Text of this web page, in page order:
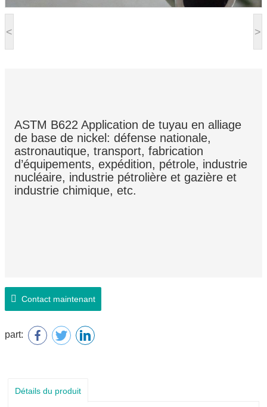
< >
ASTM B622 Application de tuyau en alliage
de base de nickel: défense nationale,
astronautique, transport, fabrication
d’équipements, expédition, pétrole, industrie
nucléaire, industrie pétrolière et gazière et
industrie chimique, etc.
Contact maintenant
part:
Détails du produit